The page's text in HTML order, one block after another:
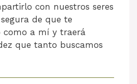
con nuestros seres
de que te
como a mí y traerá
que tanto buscamos